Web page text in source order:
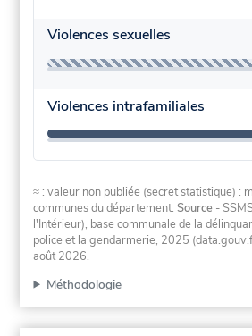
Violences sexuelles
Violences intrafamiliales
≈ : valeur non publiée (secret statistique) :
communes du département.Source -
l'Intérieur), base communale de la
police et la gendarmerie, 2025
août 2026.
Méthodologie